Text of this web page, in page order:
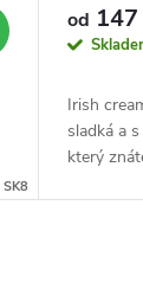
SK8
od
Irish
sladká a
který
likéru.